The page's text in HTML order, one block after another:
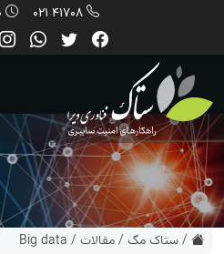
41708 021
/ستاک مگ /مقالات /
Big data